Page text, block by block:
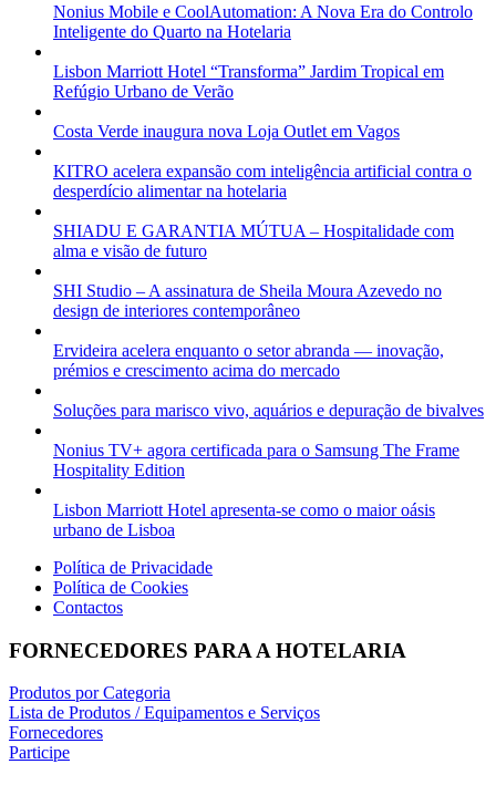
Nonius Mobile e CoolAutomation: A Nova Era do Controlo
Inteligente do Quarto na Hotelaria
Lisbon Marriott Hotel “Transforma” Jardim Tropical em
Refúgio Urbano de Verão
Costa Verde inaugura nova Loja Outlet em Vagos
KITRO acelera expansão com inteligência artificial contra o
desperdício alimentar na hotelaria
SHIADU E GARANTIA MÚTUA – Hospitalidade com
alma e visão de futuro
SHI Studio – A assinatura de Sheila Moura Azevedo no
design de interiores contemporâneo
Ervideira acelera enquanto o setor abranda — inovação,
prémios e crescimento acima do mercado
Soluções para marisco vivo, aquários e depuração de bivalves
Nonius TV+ agora certificada para o Samsung The Frame
Hospitality Edition
Lisbon Marriott Hotel apresenta-se como o maior oásis
urbano de Lisboa
Política de Privacidade
Política de Cookies
Contactos
FORNECEDORES PARA A HOTELARIA
Produtos por Categoria
Lista de Produtos / Equipamentos e Serviços
Fornecedores
Participe